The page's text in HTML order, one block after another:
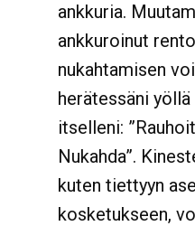
ankkuria.
ankkuroinut
nukahtamisen
herätessäni
itselleni:
Nukahda”.
kuten tiettyyn
kosketukseen,